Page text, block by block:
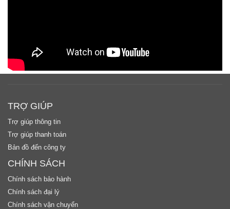
TRỢ GIÚP
Trợ giúp thông tin
Trợ giúp thanh toán
Bản đồ đến công ty
CHÍNH SÁCH
Chính sách bảo hành
Chính sách đại lý
Chính sách vận chuyển